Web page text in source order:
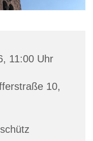
11:00 Uhr
10,